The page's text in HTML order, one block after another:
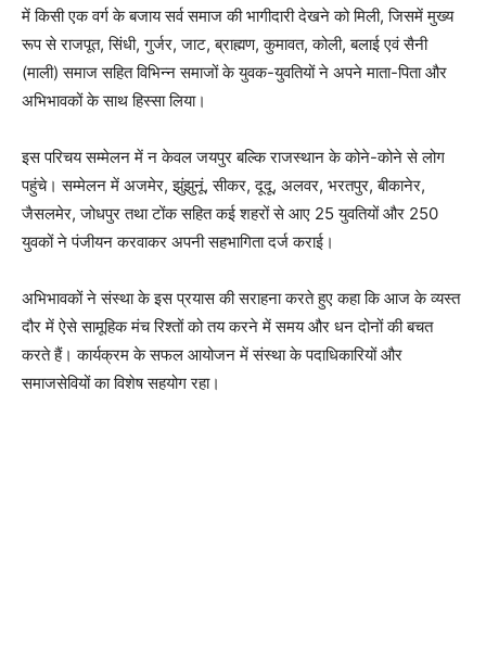
में किसी एक वर्ग के बजाय सर्व समाज की भागीदारी देखने को मिली, जिसमें मुख्य
रूप से राजपूत, सिंधी, गुर्जर, जाट, ब्राह्मण, कुमावत, कोली, बलाई एवं सैनी
(माली) समाज सहित विभिन्न समाजों के युवक-युवतियों ने अपने माता-पिता और
अभिभावकों के साथ हिस्सा लिया।
इस परिचय सम्मेलन में न केवल जयपुर बल्कि राजस्थान के कोने-कोने से लोग
पहुंचे। सम्मेलन में अजमेर, झुंझुनूं, सीकर, दूदू, अलवर, भरतपुर, बीकानेर,
जैसलमेर, जोधपुर तथा टोंक सहित कई शहरों से आए 25 युवतियों और 250
युवकों ने पंजीयन करवाकर अपनी सहभागिता दर्ज कराई।
अभिभावकों ने संस्था के इस प्रयास की सराहना करते हुए कहा कि आज के व्यस्त
दौर में ऐसे सामूहिक मंच रिश्तों को तय करने में समय और धन दोनों की बचत
करते हैं। कार्यक्रम के सफल आयोजन में संस्था के पदाधिकारियों और
समाजसेवियों का विशेष सहयोग रहा।